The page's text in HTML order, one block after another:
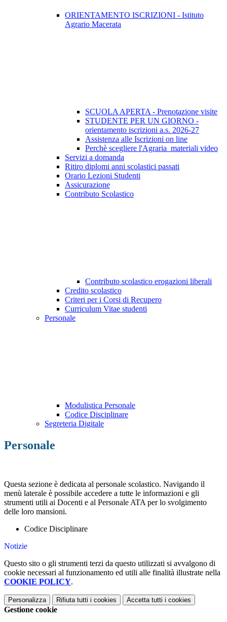
ORIENTAMENTO ISCRIZIONI - Istituto
Agrario Macerata
SCUOLA APERTA - Prenotazione visite
STUDENTE PER UN GIORNO -
orientamento iscrizioni a.s. 2026-27
Assistenza alle Iscrizioni on line
Perchè scegliere l'Agraria_materiali video
Servizi a domanda
Ritiro diplomi anni scolastici passati
Orario Lezioni Studenti
Assicurazione
Contributo Scolastico
Contributo scolastico erogazioni liberali
Credito scolastico
Criteri per i Corsi di Recupero
Curriculum Vitae studenti
Personale
Modulistica Personale
Codice Disciplinare
Segreteria Digitale
Personale
Questa sezione è dedicata al personale scolastico. Navigando il
menù laterale è possibile accedere a tutte le informazioni e gli
strumenti utili ai Docenti e al Personale ATA per lo svolgimento
delle loro mansioni.
Codice Disciplinare
Notizie
Questo sito o gli strumenti terzi da questo utilizzati si avvalgono di
cookie necessari al funzionamento ed utili alle finalità illustrate nella
COOKIE POLICY.
Personalizza Rifiuta tutti i cookies Accetta tutti i cookies
Gestione cookie